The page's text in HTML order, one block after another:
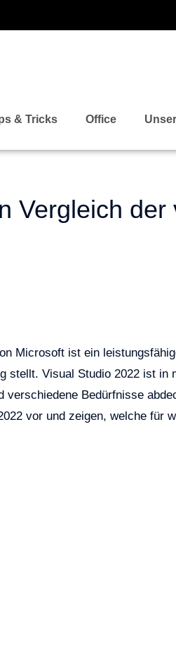
& Tricks Office
Vergleich der
Microsoft ist ein
stellt. Visual Studio 2022 ist
verschiedene Bedürfnisse
vor und zeigen, welche für